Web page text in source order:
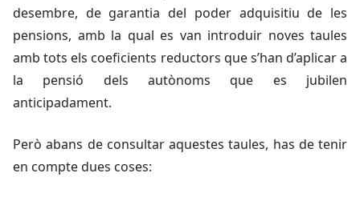
desembre, de garantia del poder adquisitiu de les
pensions, amb la qual es van introduir noves taules
amb tots els coeficients reductors que s’han d’aplicar a
la pensió dels autònoms que es jubilen
anticipadament.
Però abans de consultar aquestes taules, has de tenir
en compte dues coses: